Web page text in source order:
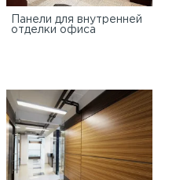
Панели для внутренней
отделки офиса